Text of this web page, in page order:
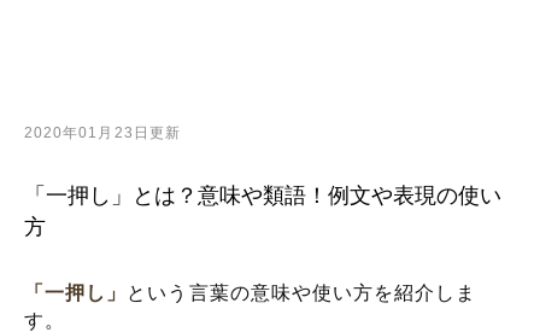
2020年01月23日更新
「一押し」とは？意味や類語！例文や表現の使い
方
「一押し」 という言葉の意味や使い方を紹介しま
す。